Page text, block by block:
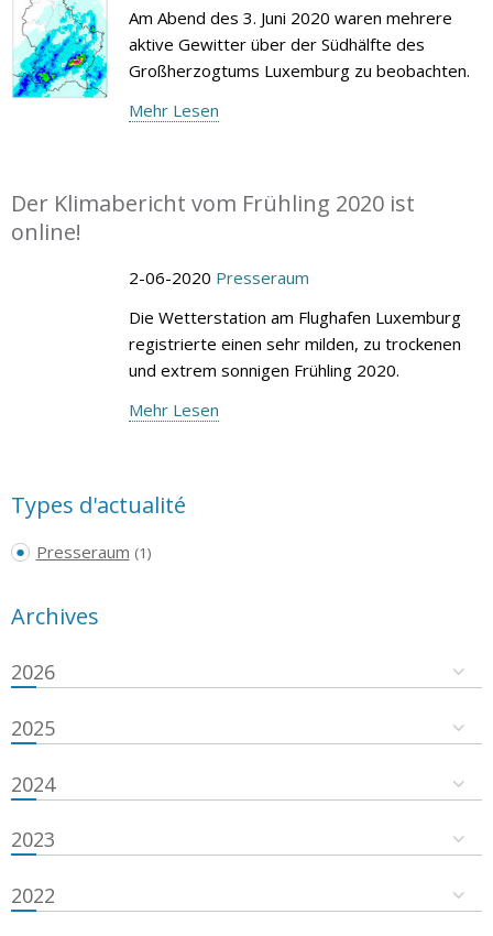
Am Abend des 3. Juni 2020 waren mehrere
aktive Gewitter über der Südhälfte des
Großherzogtums Luxemburg zu beobachten.
Mehr Lesen
Der Klimabericht vom Frühling 2020 ist
online!
2-06-2020 Presseraum
Die Wetterstation am Flughafen Luxemburg
registrierte einen sehr milden, zu trockenen
und extrem sonnigen Frühling 2020.
Mehr Lesen
Types d'actualité
Presseraum (1)
Archives
2026
2025
2024
2023
2022